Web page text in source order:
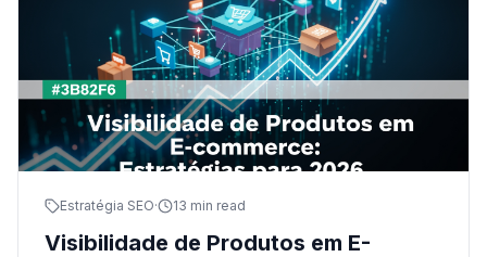
Estratégia SEO· 13 min read
Visibilidade de Produtos em E-